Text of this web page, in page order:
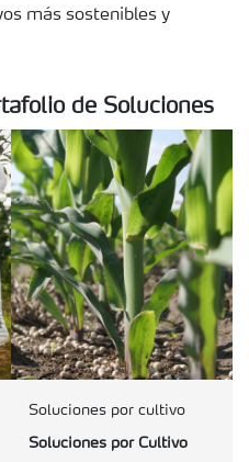
más sostenibles y
de Soluciones
Soluciones por cultivo
Soluciones por Cultivo